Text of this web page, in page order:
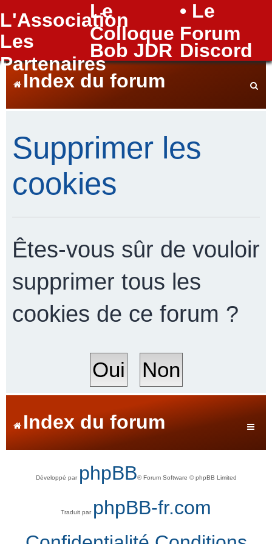
L'Association
Le
Colloque
• Le
Forum
Les
Partenaires
Bob JDR Discord
FAQ
Index du forum
h
h
e
Supprimer les
cookies
Êtes-vous sûr de vouloir
supprimer tous les
cookies de ce forum ?
Index du forum
Développé par phpBB® Forum Software © phpBB Limited
Traduit par phpBB-fr.com